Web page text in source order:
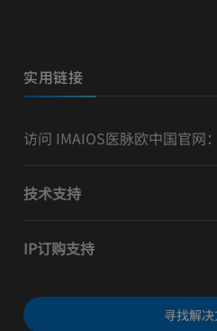
实用链接
访问 IMAIOS医脉欧中国官网：
技术支持
IP订购支持
寻找解